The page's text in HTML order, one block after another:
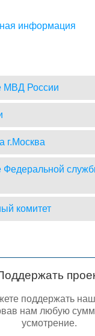
информация
МВД России
г.Москва
Федеральной
комитет
поддержать наш
нам любую
усмотрение.